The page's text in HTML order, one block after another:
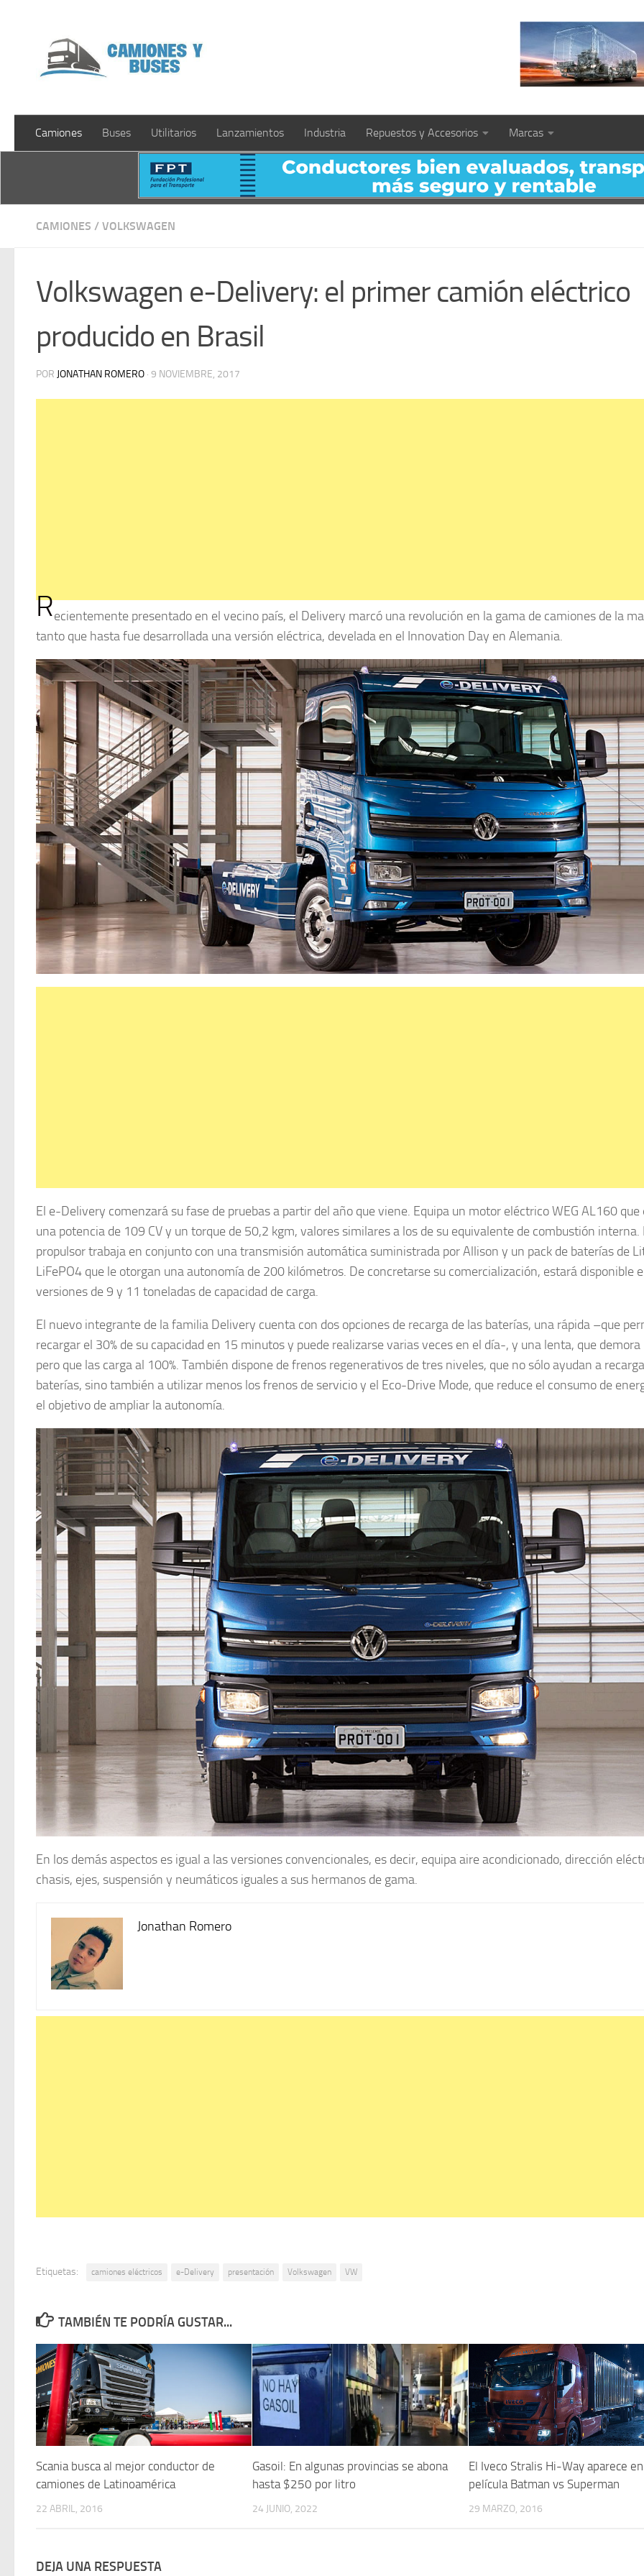
Camiones Buses Utilitarios Lanzamientos Industria Repuestos y Accesorios Marcas
CAMIONES / VOLKSWAGEN
Volkswagen e-Delivery: el primer camión eléctrico
producido en Brasil
POR JONATHAN ROMERO · 9 NOVIEMBRE, 2017
Recientemente presentado en el vecino país, el Delivery marcó una revolución en la gama de camiones de la
tanto que hasta fue desarrollada una versión eléctrica, develada en el Innovation Day en Alemania.
El e-Delivery comenzará su fase de pruebas a partir del año que viene. Equipa un motor eléctrico WEG AL160
una potencia de 109 CV y un torque de 50,2 kgm, valores similares a los de su equivalente de combustión interna.
propulsor trabaja en conjunto con una transmisión automática suministrada por Allison y un pack de baterías de
LiFePO4 que le otorgan una autonomía de 200 kilómetros. De concretarse su comercialización, estará disponible
versiones de 9 y 11 toneladas de capacidad de carga.
El nuevo integrante de la familia Delivery cuenta con dos opciones de recarga de las baterías, una rápida –que
recargar el 30% de su capacidad en 15 minutos y puede realizarse varias veces en el día-, y una lenta, que
pero que las carga al 100%. También dispone de frenos regenerativos de tres niveles, que no sólo ayudan a
baterías, sino también a utilizar menos los frenos de servicio y el Eco-Drive Mode, que reduce el consumo de
el objetivo de ampliar la autonomía.
En los demás aspectos es igual a las versiones convencionales, es decir, equipa aire acondicionado, dirección
chasis, ejes, suspensión y neumáticos iguales a sus hermanos de gama.
Jonathan Romero
Etiquetas: camiones eléctricos e-Delivery presentación Volkswagen VW
TAMBIÉN TE PODRÍA GUSTAR...
Scania busca al mejor conductor de
camiones de Latinoamérica
22 ABRIL, 2016
Gasoil: En algunas provincias se abona
hasta $250 por litro
24 JUNIO, 2022
El Iveco Stralis Hi-Way aparece
película Batman vs Superman
29 MARZO, 2016
DEJA UNA RESPUESTA